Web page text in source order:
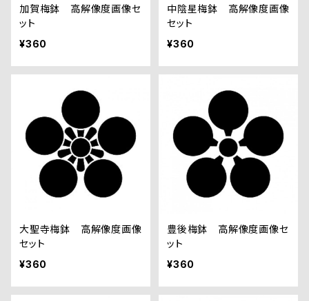
加賀梅鉢 高解像度画像セ
ット
¥360
中陰星梅鉢 高解像度画像
セット
¥360
大聖寺梅鉢 高解像度画像
セット
¥360
豊後梅鉢 高解像度画像セ
ット
¥360